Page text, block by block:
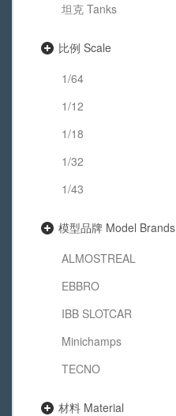
坦克 Tanks
比例 Scale
1/64
1/12
1/18
1/32
1/43
模型品牌 Model Brands
ALMOSTREAL
EBBRO
IBB SLOTCAR
Minichamps
TECNO
材料 Material